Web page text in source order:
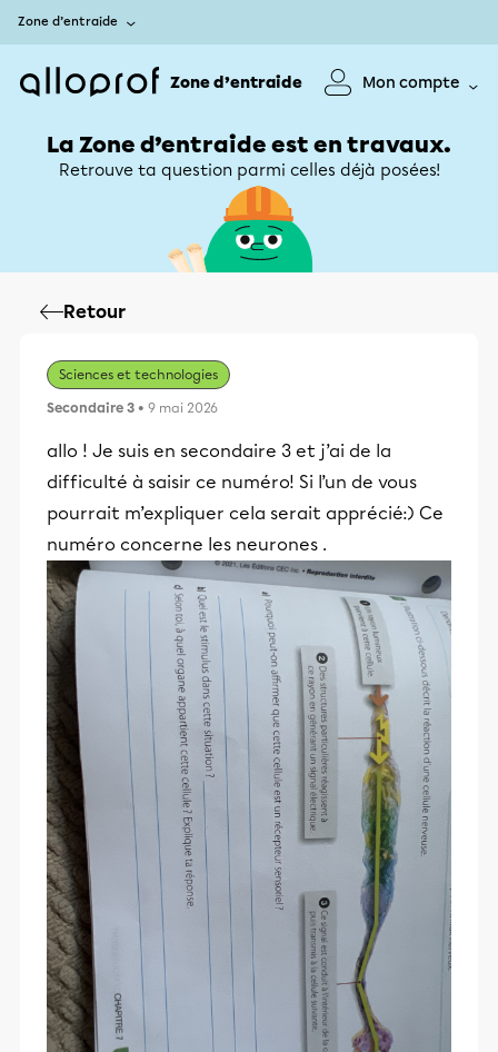
Zone d’entraide
Zone d’entraide Mon compte
La Zone d’entraide est en travaux.
Retrouve ta question parmi celles déjà posées!
Retour
Sciences et technologies
Secondaire 3 • 9 mai 2026
allo ! Je suis en secondaire 3 et j’ai de la
difficulté à saisir ce numéro! Si l’un de vous
pourrait m’expliquer cela serait apprécié:) Ce
numéro concerne les neurones .